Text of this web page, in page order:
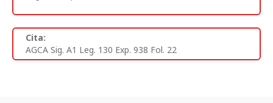
Cita:
AGCA Sig. A1 Leg. 130 Exp. 938 Fol. 22